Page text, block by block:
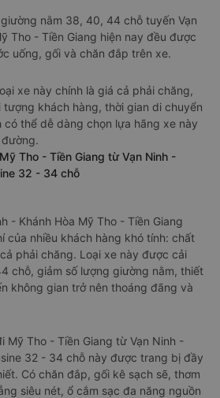
nằm 38, 40, 44 chỗ tuyến Vạn
Tho - Tiền Giang hiện nay đều được
uống, gối và chăn đắp trên xe.
xe này chính là giá cả phải chăng,
tượng khách hàng, thời gian di chuyển
có thể dễ dàng chọn lựa hãng xe này
Tho - Tiền Giang từ Vạn Ninh -
32 - 34 chỗ
- Khánh Hòa Mỹ Tho - Tiền Giang
của nhiều khách hàng khó tính: chất
phải chăng. Loại xe này được cải
chỗ, giảm số lượng giường nằm, thiết
không gian trở nên thoáng đãng và
Mỹ Tho - Tiền Giang từ Vạn Ninh -
32 - 34 chỗ này được trang bị đầy
Có chăn đắp, gối kê sạch sẽ, thơm
siêu nét, ổ cắm sạc đa năng nguồn